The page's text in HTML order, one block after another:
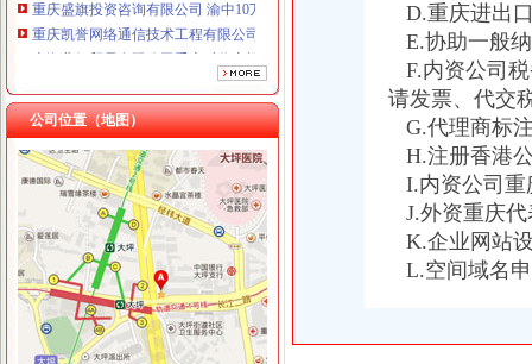
重庆凯誉网络通信技术工程有限公司渝中分公司 （工商注册）
上海兆妩贸易有限公司重庆时代广场分公司 渝中 （工商注册）
杭州思锐贸易有限公司重庆分公司 渝中 （工商注册）
重庆百谷农业开发有限公司 渝中650万 （注册）
公司位置（地图）
重庆渝中区
重庆渝中区一季度同比下降4.2%民列出三条防范建议-新闻频道-
重庆渝中区两路口重庆村社区卫生服务站周边的宾馆
重庆渝中区山城曲艺场介绍--重庆渝中区山城曲艺场演出信息-卖票网【
【重庆渝中区】价格_厂家_图片-Hc360慧聪网
重庆渝中区人民院网络档案-傻目录
D.重庆进出
E.协助一般
F.内资公司
请发票、代交
G.代理商标
H.注册香港
I.内资公司重
J.外资重庆代
K.企业网站
L.空间域名